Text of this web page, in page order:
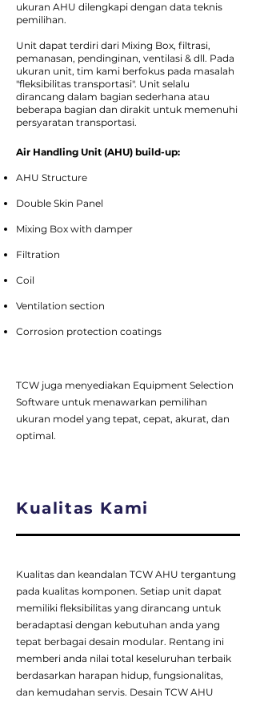
ukuran AHU dilengkapi dengan data teknis
pemilihan.
Unit dapat terdiri dari Mixing Box, filtrasi,
pemanasan, pendinginan, ventilasi & dll. Pada
ukuran unit, tim kami berfokus pada masalah
"fleksibilitas transportasi". Unit selalu
dirancang dalam bagian sederhana atau
beberapa bagian dan dirakit untuk memenuhi
persyaratan transportasi.​
Air Handling Unit (AHU) build-up:
AHU Structure
Double Skin Panel
Mixing Box with damper
Filtration
Coil
Ventilation section
Corrosion protection coatings
TCW juga menyediakan Equipment Selection
Software untuk menawarkan pemilihan
ukuran model yang tepat, cepat, akurat, dan
optimal.
Kualitas Kami
Kualitas dan keandalan TCW AHU tergantung
pada kualitas komponen. Setiap unit dapat
memiliki fleksibilitas yang dirancang untuk
beradaptasi dengan kebutuhan anda yang
tepat berbagai desain modular. Rentang ini
memberi anda nilai total keseluruhan terbaik
berdasarkan harapan hidup, fungsionalitas,
dan kemudahan servis. Desain TCW AHU